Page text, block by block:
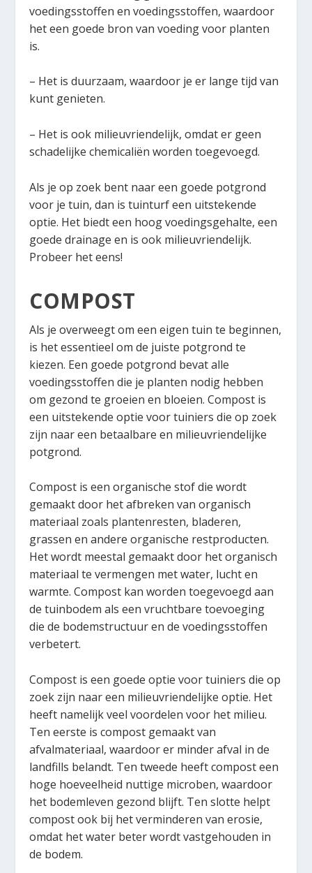
voedingsstoffen en voedingsstoffen, waardoor
het een goede bron van voeding voor planten
is.
– Het is duurzaam, waardoor je er lange tijd van
kunt genieten.
– Het is ook milieuvriendelijk, omdat er geen
schadelijke chemicaliën worden toegevoegd.
Als je op zoek bent naar een goede potgrond
voor je tuin, dan is tuinturf een uitstekende
optie. Het biedt een hoog voedingsgehalte, een
goede drainage en is ook milieuvriendelijk.
Probeer het eens!
COMPOST
Als je overweegt om een eigen tuin te beginnen,
is het essentieel om de juiste potgrond te
kiezen. Een goede potgrond bevat alle
voedingsstoffen die je planten nodig hebben
om gezond te groeien en bloeien. Compost is
een uitstekende optie voor tuiniers die op zoek
zijn naar een betaalbare en milieuvriendelijke
potgrond.
Compost is een organische stof die wordt
gemaakt door het afbreken van organisch
materiaal zoals plantenresten, bladeren,
grassen en andere organische restproducten.
Het wordt meestal gemaakt door het organisch
materiaal te vermengen met water, lucht en
warmte. Compost kan worden toegevoegd aan
de tuinbodem als een vruchtbare toevoeging
die de bodemstructuur en de voedingsstoffen
verbetert.
Compost is een goede optie voor tuiniers die op
zoek zijn naar een milieuvriendelijke optie. Het
heeft namelijk veel voordelen voor het milieu.
Ten eerste is compost gemaakt van
afvalmateriaal, waardoor er minder afval in de
landfills belandt. Ten tweede heeft compost een
hoge hoeveelheid nuttige microben, waardoor
het bodemleven gezond blijft. Ten slotte helpt
compost ook bij het verminderen van erosie,
omdat het water beter wordt vastgehouden in
de bodem.